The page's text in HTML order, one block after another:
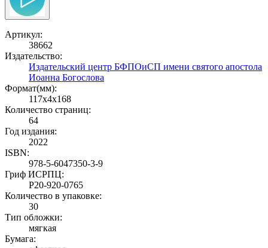
Артикул:
38662
Издательство:
Издательский центр БФПОиСП имени святого апостола
Иоанна Богослова
Формат(мм):
117x4x168
Количество страниц:
64
Год издания:
2022
ISBN:
978-5-6047350-3-9
Гриф ИСРПЦ:
Р20-920-0765
Количество в упаковке:
30
Тип обложки:
мягкая
Бумага: